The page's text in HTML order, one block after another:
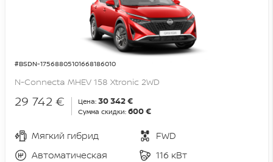
#BSDN-17568805101668186010
N-Connecta MHEV 158 Xtronic 2WD
29 742 € Цена: 30 342 €
Сумма скидки: 600 €
Мягкий гибрид
FWD
Автоматическая
116 кВт